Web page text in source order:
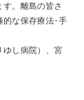
。離島の皆さ
的な保存療法･手
し病院）、宮